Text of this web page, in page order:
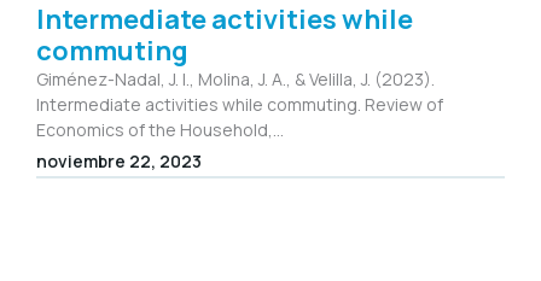
Intermediate activities while
commuting
Giménez-Nadal, J. I., Molina, J. A., & Velilla, J. (2023).
Intermediate activities while commuting. Review of
Economics of the Household,...
noviembre 22, 2023